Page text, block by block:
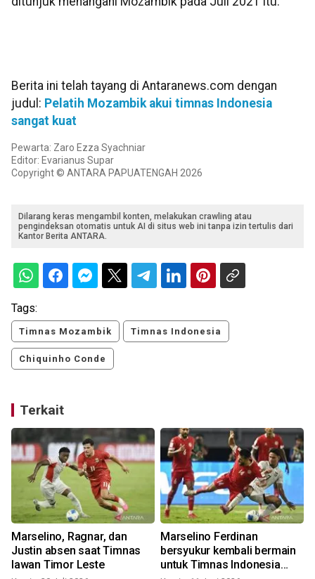
Berita ini telah tayang di Antaranews.com dengan
judul: Pelatih Mozambik akui timnas Indonesia
sangat kuat
Pewarta: Zaro Ezza Syachniar
Editor: Evarianus Supar
Copyright © ANTARA PAPUATENGAH 2026
Dilarang keras mengambil konten, melakukan crawling atau
pengindeksan otomatis untuk AI di situs web ini tanpa izin tertulis dari
Kantor Berita ANTARA.
Tags:
Timnas Mozambik Timnas Indonesia
Chiquinho Conde
Terkait
Marselino, Ragnar, dan
Justin absen saat Timnas
lawan Timor Leste
Marselino Ferdinan
bersyukur kembali bermain
untuk Timnas Indonesia